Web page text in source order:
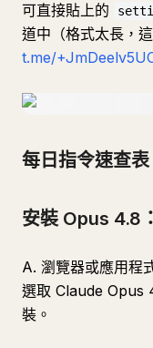
可直接貼上的
道中（格式太長，
t.me/
每日指令速查表
安裝 Opus 4.8
A. 瀏覽器或應用程
選取 Claude Opus
裝。